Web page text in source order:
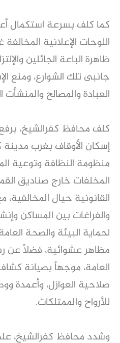
كما كلف بسرعة استكمال
اللوحات الإعلانية
ظاهرة الباعة الجائلين
جانبى تلك الشوارع، ومنع
العبادة والمصالح والمنشأت
كلف محافظ كفرالشيخ،
إسكان الأوقاف بغرب
منظومة النظافة وتوعية
المخلفات خارج صناديق
القانونية حيال
والفراغات بين المساكن
لحماية البيئة والصحة
مظاهر عشوائية، فضلاً عن
العامة، موجهاً بصيانة
صلاحية العوازل، وأعمدة
للأرواح والممتلكات.
وشدد محافظ كفرالشيخ،